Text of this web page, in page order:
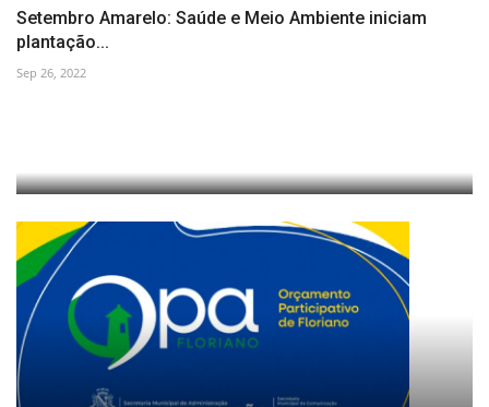
Setembro Amarelo: Saúde e Meio Ambiente iniciam
plantação...
Sep 26, 2022